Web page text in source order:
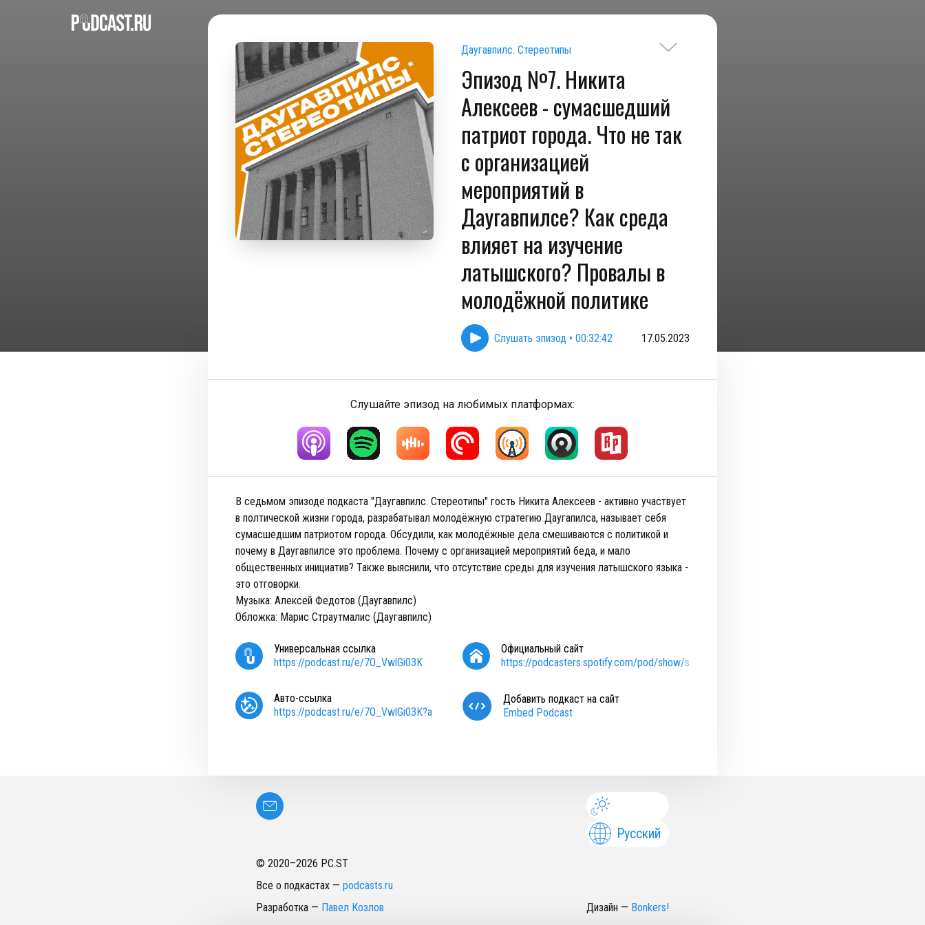
Даугавпилс. Стереотипы
Эпизод №7. Никита
Алексеев - сумасшедший
патриот города. Что не так
с организацией
мероприятий в
Даугавпилсе? Как среда
влияет на изучение
латышского? Провалы в
молодёжной политике
Слушать эпизод • 00:32:42 17.05.2023
Слушайте эпизод на любимых платформах:
В седьмом эпизоде подкаста "Даугавпилс. Стереотипы" гость Никита Алексеев - активно участвует
в полтической жизни города, разрабатывал молодёжную стратегию Даугапилса, называет себя
сумасшедшим патриотом города. Обсудили, как молодёжные дела смешиваются с политикой и
почему в Даугавпилсе это проблема. Почему с организацией мероприятий беда, и мало
общественных инициатив? Также выяснили, что отсутствие среды для изучения латышского языка -
это отговорки.
Музыка: Алексей Федотов (Даугавпилс)
Обложка: Марис Страутмалис (Даугавпилс)
Универсальная ссылка
https://podcast.ru/e/7O_VwlGi03K
Официальный сайт
https://podcasters.spotify.com/pod/show/sergey-kuznecov
Авто-ссылка
https://podcast.ru/e/7O_VwlGi03K?a
Добавить подкаст на сайт
Embed Podcast
Русский
© 2020–2026 PC.ST
Все о подкастах — podcasts.ru
Разработка — Павел Козлов Дизайн — Bonkers!